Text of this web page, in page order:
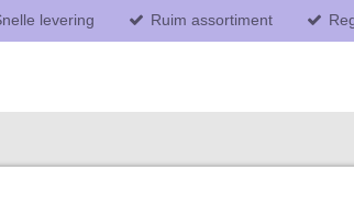
levering Ruim assortiment